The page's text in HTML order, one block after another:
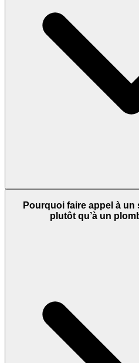
Pourquoi faire appel à
plutôt qu’à un